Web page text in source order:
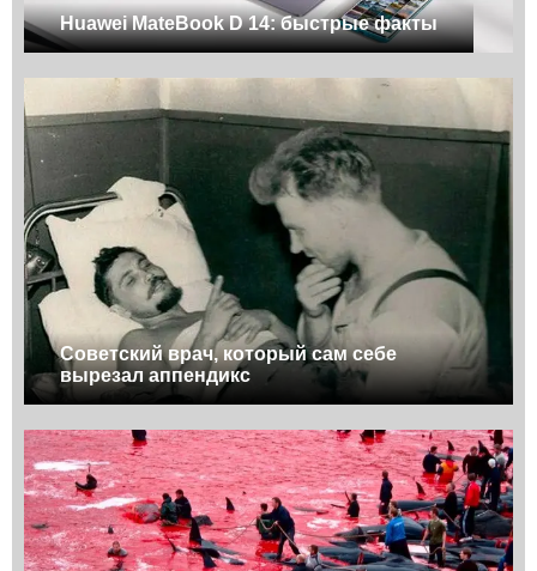
Huawei MateBook D 14: быстрые факты
Советский врач, который сам себе
вырезал аппендикс